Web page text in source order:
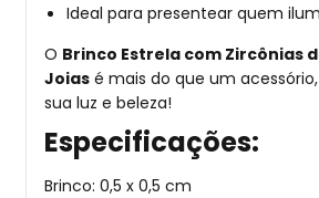
Ideal para presentear quem
O Brinco Estrela com Zircônias
Joias é mais do que um
sua luz e beleza!
Especificações:
Brinco: 0,5 x 0,5 cm